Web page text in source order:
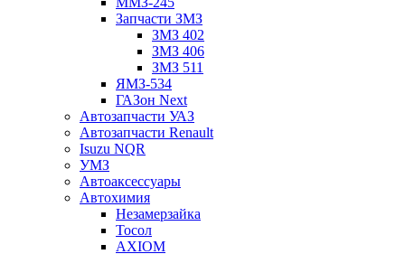
Запчасти ЗМЗ
ЗМЗ 402
ЗМЗ 406
ЗМЗ 511
ЯМЗ-534
ГАЗон Next
Автозапчасти УАЗ
Автозапчасти Renault
Isuzu NQR
УМЗ
Автоаксессуары
Автохимия
Незамерзайка
Тосол
AXIOM